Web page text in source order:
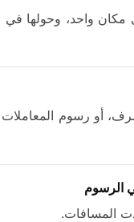
واحد، وحولها في
أو رسوم المعاملات
المسافات.